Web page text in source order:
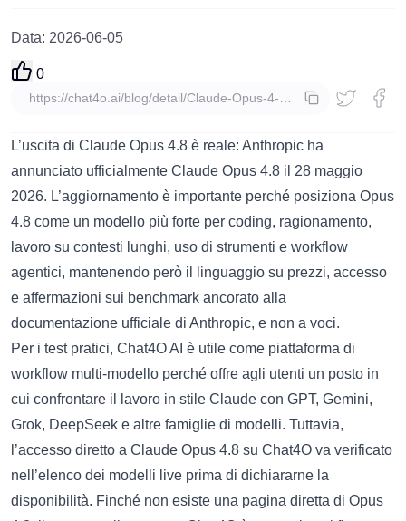
Data: 2026-06-05
0
copia
L’uscita di Claude Opus 4.8 è reale: Anthropic ha
annunciato ufficialmente Claude Opus 4.8 il 28 maggio
2026. L’aggiornamento è importante perché posiziona Opus
4.8 come un modello più forte per coding, ragionamento,
lavoro su contesti lunghi, uso di strumenti e workflow
agentici, mantenendo però il linguaggio su prezzi, accesso
e affermazioni sui benchmark ancorato alla
documentazione ufficiale di Anthropic, e non a voci.
Per i test pratici, Chat4O AI è utile come piattaforma di
workflow multi-modello perché offre agli utenti un posto in
cui confrontare il lavoro in stile Claude con GPT, Gemini,
Grok, DeepSeek e altre famiglie di modelli. Tuttavia,
l’accesso diretto a Claude Opus 4.8 su Chat4O va verificato
nell’elenco dei modelli live prima di dichiararne la
disponibilità. Finché non esiste una pagina diretta di Opus